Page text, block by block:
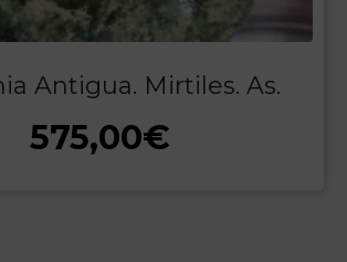
Antigua. Mirtiles. As.
575,00€